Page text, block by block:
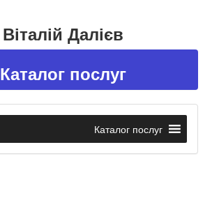
Віталій Далієв
Каталог послуг
Каталог послуг